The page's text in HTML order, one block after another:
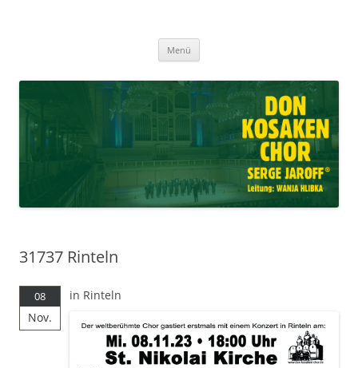
Leitung: Wanja Hlibka
Menü
31737 Rinteln
08
Nov.
in Rinteln